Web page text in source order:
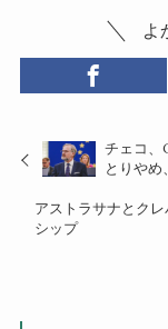
よ
チェコ、
とりやめ
アストラサナとク
シップ